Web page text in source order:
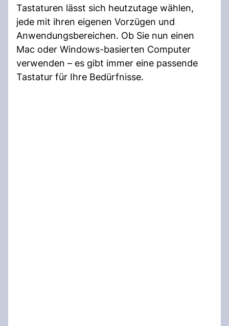
Tastaturen lässt sich heutzutage wählen,
jede mit ihren eigenen Vorzügen und
Anwendungsbereichen. Ob Sie nun einen
Mac oder Windows-basierten Computer
verwenden – es gibt immer eine passende
Tastatur für Ihre Bedürfnisse.